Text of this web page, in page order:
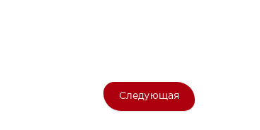
Следующая